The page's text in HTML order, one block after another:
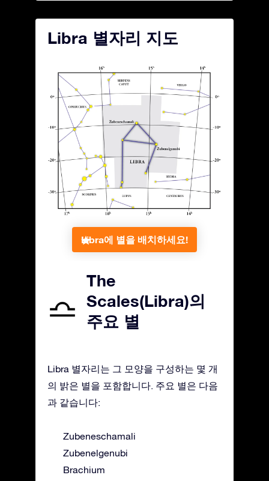
Libra 별자리 지도
Libra에 별을 배치하세요!
The
Scales(Libra)의
주요 별
Libra 별자리는 그 모양을 구성하는 몇 개
의 밝은 별을 포함합니다. 주요 별은 다음
과 같습니다:
Zubeneschamali
Zubenelgenubi
Brachium